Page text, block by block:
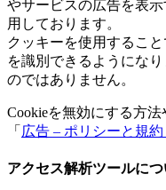
やサービスの広告を表
用しております。
クッキーを使用するこ
を識別できるようにな
のではありません。
Cookieを無効にする方
「 広告 – ポリシーと規約
アクセス解析ツールにつ